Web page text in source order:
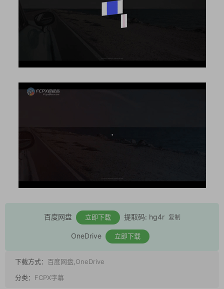
百度网盘 立即下载 提取码: hg4r 复制
OneDrive 立即下载
下载方式： 百度网盘,OneDrive
分类： FCPX字幕